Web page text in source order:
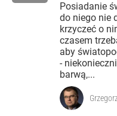
Posiadanie
do niego nie
krzyczeć o
czasem
aby
-
barwą,...